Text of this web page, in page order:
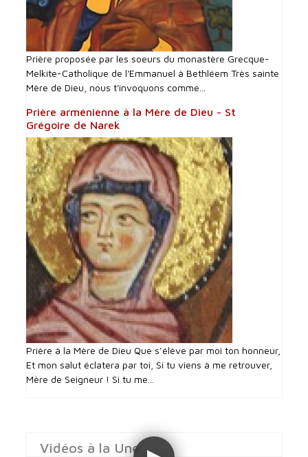
Prière proposée par les soeurs du monastère Grecque-
Melkite-Catholique de l'Emmanuel à Bethléem Très sainte
Mère de Dieu, nous t'invoquons comme...
Prière arménienne à la Mère de Dieu - St
Grégoire de Narek
Prière à la Mère de Dieu Que s’élève par moi ton honneur,
Et mon salut éclatera par toi, Si tu viens à me retrouver,
Mère de Seigneur ! Si tu me...
Vidéos à la Une